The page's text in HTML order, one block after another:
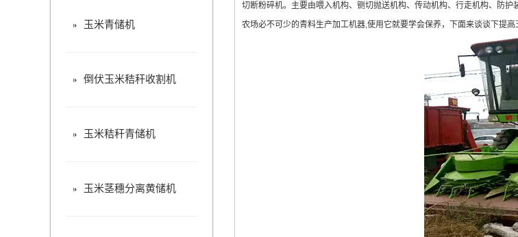
切断粉碎机。主要由喂入机构、铡切抛送机构、传动机构、行走机构、防
农场必不可少的青料生产加工机器,使用它就要学会保养，下面来谈谈下提高
玉米青储机
倒伏玉米秸秆收割机
玉米秸秆青储机
玉米茎穗分离黄储机